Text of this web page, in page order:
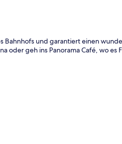
Bahnhofs und garantiert einen
oder geh ins Panorama Café, wo es